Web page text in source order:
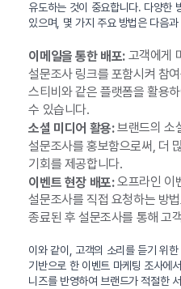
유도하는 것이 중요합니다. 다양한
있으며, 몇 가지 주요 방법은 다음과
이메일을 통한 배포:고객에게
설문조사 링크를 포함시켜 참
스티비와 같은 플랫폼을 활용
수 있습니다.
소셜 미디어 활용:브랜드의 소
설문조사를 홍보함으로써, 더
기회를 제공합니다.
이벤트 현장 배포:오프라인 이
설문조사를 직접 요청하는 방
종료된 후 설문조사를 통해 고
이와 같이, 고객의 소리를 듣기 위
기반으로 한 이벤트 마케팅 조사에
니즈를 반영하여 브랜드가 적절한